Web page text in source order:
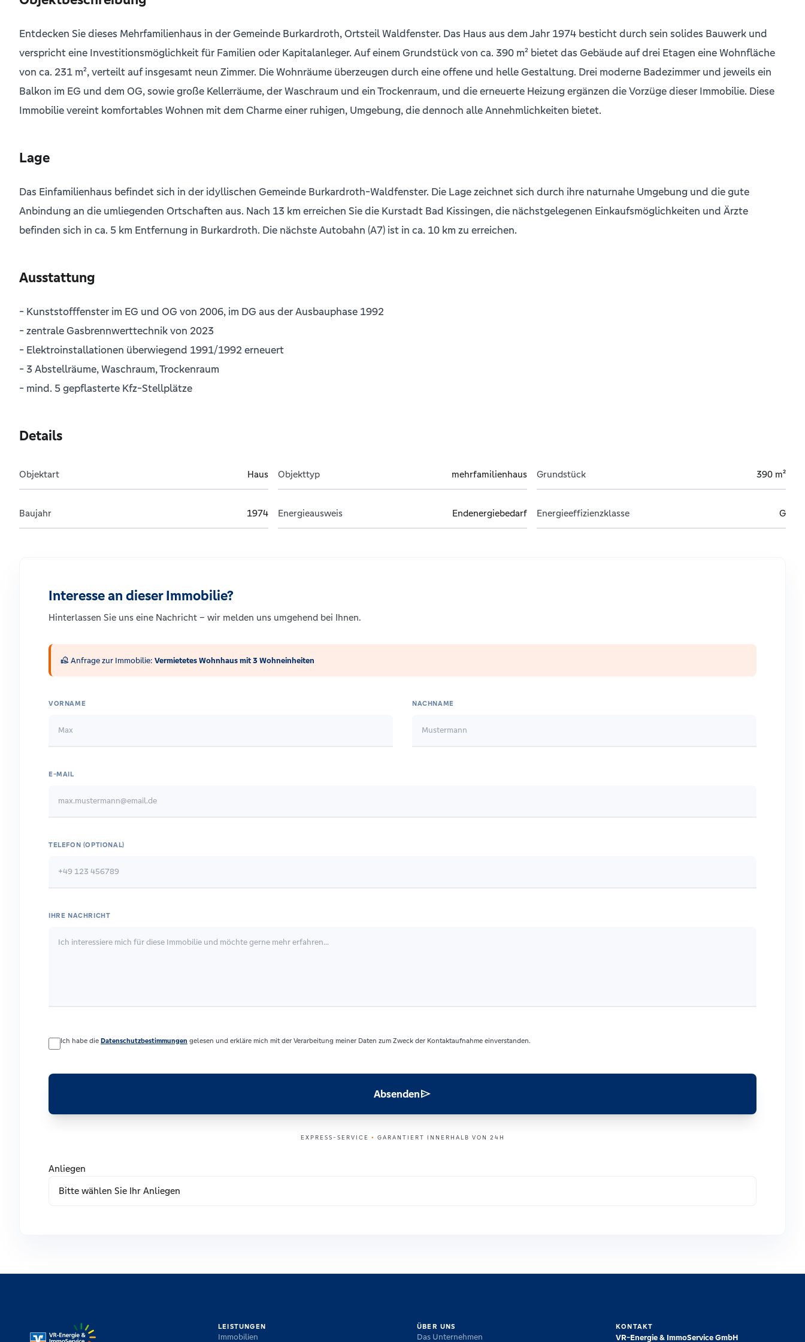
Entdecken Sie dieses Mehrfamilienhaus in der Gemeinde Burkardroth, Ortsteil Waldfenster. Das Haus aus dem Jahr 1974 besticht durch sein solides Bauwerk und
verspricht eine Investitionsmöglichkeit für Familien oder Kapitalanleger. Auf einem Grundstück von ca. 390 m² bietet das Gebäude auf drei Etagen eine Wohnfläche
von ca. 231 m², verteilt auf insgesamt neun Zimmer. Die Wohnräume überzeugen durch eine offene und helle Gestaltung. Drei moderne Badezimmer und jeweils ein
Balkon im EG und dem OG, sowie große Kellerräume, der Waschraum und ein Trockenraum, und die erneuerte Heizung ergänzen die Vorzüge dieser Immobilie. Diese
Immobilie vereint komfortables Wohnen mit dem Charme einer ruhigen, Umgebung, die dennoch alle Annehmlichkeiten bietet.
Lage
Das Einfamilienhaus befindet sich in der idyllischen Gemeinde Burkardroth-Waldfenster. Die Lage zeichnet sich durch ihre naturnahe Umgebung und die gute
Anbindung an die umliegenden Ortschaften aus. Nach 13 km erreichen Sie die Kurstadt Bad Kissingen, die nächstgelegenen Einkaufsmöglichkeiten und Ärzte
befinden sich in ca. 5 km Entfernung in Burkardroth. Die nächste Autobahn (A7) ist in ca. 10 km zu erreichen.
Ausstattung
- Kunststofffenster im EG und OG von 2006, im DG aus der Ausbauphase 1992
- zentrale Gasbrennwerttechnik von 2023
- Elektroinstallationen überwiegend 1991/1992 erneuert
- 3 Abstellräume, Waschraum, Trockenraum
- mind. 5 gepflasterte Kfz-Stellplätze
Details
Objektart Haus Objekttyp mehrfamilienhaus Grundstück 390 m²
Baujahr 1974 Energieausweis Endenergiebedarf Energieeffizienzklasse G
Interesse an dieser Immobilie?
Hinterlassen Sie uns eine Nachricht – wir melden uns umgehend bei Ihnen.
real_estate_agent Anfrage zur Immobilie: Vermietetes Wohnhaus mit 3 Wohneinheiten
VORNAME NACHNAME
E-MAIL
TELEFON (OPTIONAL)
IHRE NACHRICHT
Ich habe die Datenschutzbestimmungen gelesen und erkläre mich mit der Verarbeitung meiner Daten zum Zweck der Kontaktaufnahme einverstanden.
Absendensend
EXPRESS-SERVICE • GARANTIERT INNERHALB VON 24H
Anliegen
LEISTUNGEN
Immobilien
ÜBER UNS
Das Unternehmen
KONTAKT
VR-Energie & ImmoService GmbH